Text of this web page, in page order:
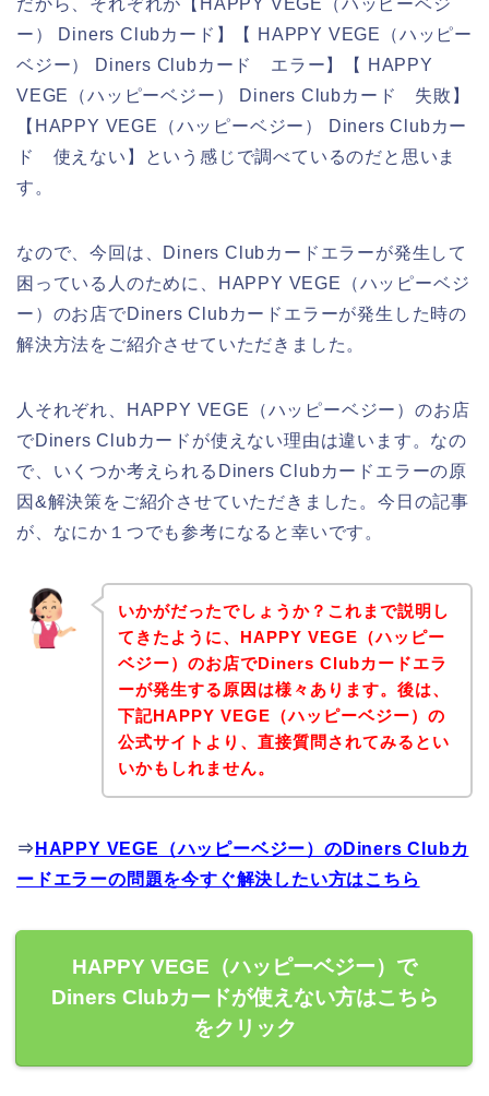
ー） Diners Clubカード】【 HAPPY VEGE（ハッピー
ベジー） Diners Clubカード エラー】【 HAPPY
VEGE（ハッピーベジー） Diners Clubカード 失敗】
【HAPPY VEGE（ハッピーベジー） Diners Clubカー
ド 使えない】という感じで調べているのだと思いま
す。
なので、今回は、Diners Clubカードエラーが発生して
困っている人のために、HAPPY VEGE（ハッピーベジ
ー）のお店でDiners Clubカードエラーが発生した時の
解決方法をご紹介させていただきました。
人それぞれ、HAPPY VEGE（ハッピーベジー）のお店
でDiners Clubカードが使えない理由は違います。なの
で、いくつか考えられるDiners Clubカードエラーの原
因&解決策をご紹介させていただきました。今日の記事
が、なにか１つでも参考になると幸いです。
いかがだったでしょうか？これまで説明し
てきたように、HAPPY VEGE（ハッピー
ベジー）のお店でDiners Clubカードエラ
ーが発生する原因は様々あります。後は、
下記HAPPY VEGE（ハッピーベジー）の
公式サイトより、直接質問されてみるとい
いかもしれません。
⇒ HAPPY VEGE（ハッピーベジー）のDiners Clubカ
ードエラーの問題を今すぐ解決したい方はこちら
HAPPY VEGE（ハッピーベジー）で
Diners Clubカードが使えない方はこちら
をクリック